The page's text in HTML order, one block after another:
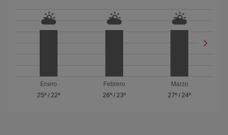
Enero
25º/ 22º
Febrero
26º/ 23º
Marzo
27º /24º